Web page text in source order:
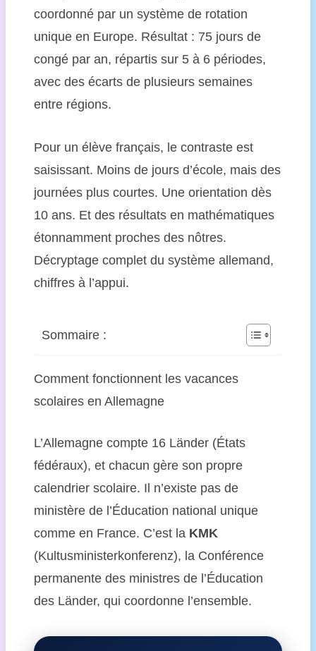
coordonné par un système de rotation
unique en Europe. Résultat : 75 jours de
congé par an, répartis sur 5 à 6 périodes,
avec des écarts de plusieurs semaines
entre régions.
Pour un élève français, le contraste est
saisissant. Moins de jours d’école, mais des
journées plus courtes. Une orientation dès
10 ans. Et des résultats en mathématiques
étonnamment proches des nôtres.
Décryptage complet du système allemand,
chiffres à l’appui.
Sommaire :
Comment fonctionnent les vacances
scolaires en Allemagne
L’Allemagne compte 16 Länder (États
fédéraux), et chacun gère son propre
calendrier scolaire. Il n’existe pas de
ministère de l’Éducation national unique
comme en France. C’est la KMK
(Kultusministerkonferenz), la Conférence
permanente des ministres de l’Éducation
des Länder, qui coordonne l’ensemble.